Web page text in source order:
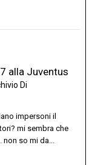
alla Juventus
Di
impersoni il
mi sembra che
non so mi da...